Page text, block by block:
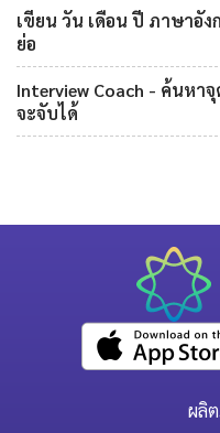
เขียน วัน เดือน ปี ภาษาอั
ย่อ
Interview Coach - ค้นหา
จะจับได้
ผลิ